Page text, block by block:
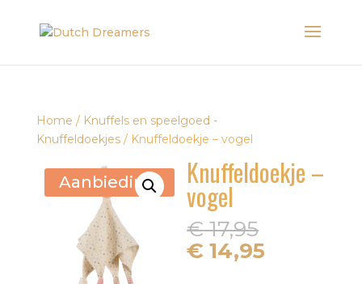
Home / Knuffels en speelgoed -
Knuffeldoekjes/ Knuffeldoekje – vogel
Aanbieding! Knuffeldoekje –
vogel
€17,95
€ 14,95